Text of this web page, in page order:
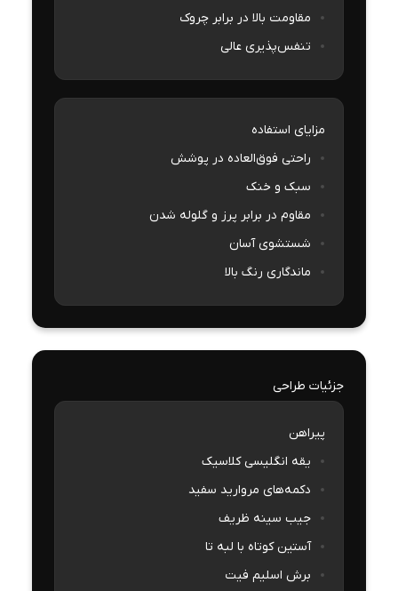
مقاومت بالا در برابر چروک
تنفس‌پذیری عالی
مزایای استفاده
راحتی فوق‌العاده در پوشش
سبک و خنک
مقاوم در برابر پرز و گلوله شدن
شستشوی آسان
ماندگاری رنگ بالا
جزئیات طراحی
پیراهن
یقه انگلیسی کلاسیک
دکمه‌های مروارید سفید
جیب سینه ظریف
آستین کوتاه با لبه تا
برش اسلیم فیت